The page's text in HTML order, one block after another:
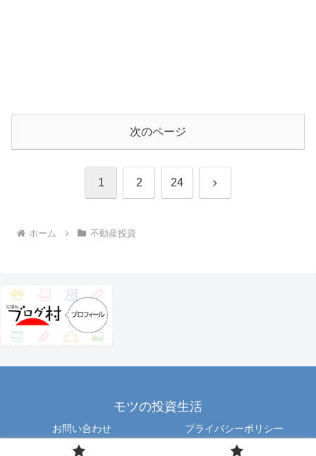
次のページ
1 2 24 次
ホーム 不動産投資
モツの投資生活
お問い合わせ プライバシーポリシー
Copyright © 2012 motu All Rights Reserved.